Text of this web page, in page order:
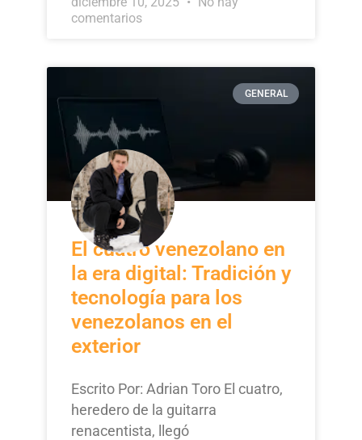
comentarios
GENERAL
El cuatro venezolano en
la era digital: Tradición y
tecnología para los
venezolanos en el
exterior
Escrito Por: Adrian Toro El cuatro,
heredero de la guitarra
renacentista, llegó